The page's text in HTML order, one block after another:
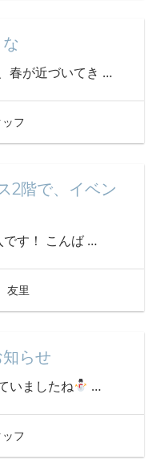
春が近づいてき …
フ
2階で、イベン
す！ こんば …
里
らせ
いましたね …
ッフ